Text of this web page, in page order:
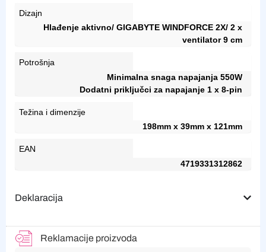
Dizajn
Hlađenje aktivno/ GIGABYTE WINDFORCE 2X/ 2 x
ventilator 9 cm
Potrošnja
Minimalna snaga napajanja 550W
Dodatni priključci za napajanje 1 x 8-pin
Težina i dimenzije
198mm x 39mm x 121mm
EAN
4719331312862
Deklaracija
Reklamacije proizvoda